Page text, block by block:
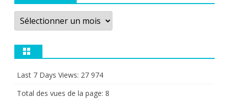
Archives
Last 7 Days Views: 27 974
Total des vues de la page: 8